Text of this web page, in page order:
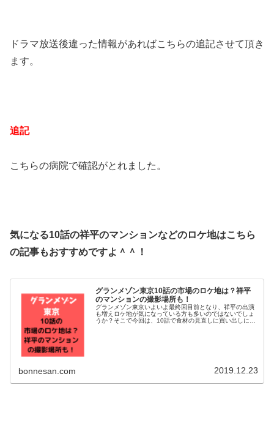
ドラマ放送後違った情報があればこちらの追記させて頂き
ます。
追記
こちらの病院で確認がとれました。
気になる10話の祥平のマンションなどのロケ地はこちら
の記事もおすすめですよ＾＾！
グランメゾン東京10話の市場のロケ地は？祥平
のマンションの撮影場所も！
グランメゾン東京いよいよ最終回目前となり、祥平の出演
も増えロケ地が気になっている方も多いのではないでしょ
うか？そこで今回は、10話で食材の見直しに買い出しに行
bonnesan.com 2019.12.23